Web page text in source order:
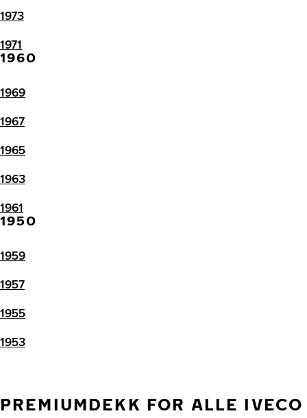
1973
1971
1960
1969
1967
1965
1963
1961
1950
1959
1957
1955
1953
PREMIUMDEKK FOR ALLE